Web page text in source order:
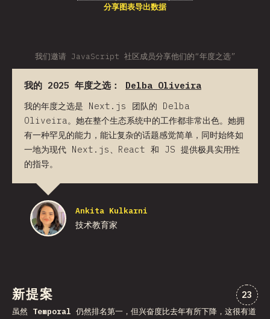
分享图表导出数据
我们邀请 JavaScript 社区成员分享他们的“年度之选”
我的 2025 年度之选： Delba Oliveira
我的年度之选是 Next.js 团队的 Delba
Oliveira。她在整个生态系统中的工作都非常出色。她拥
有一种罕见的能力，能让复杂的话题感觉简单，同时始终如
一地为现代 Next.js、React 和 JS 提供极具实用性
的指导。
Ankita Kulkarni
技术教育家
新提案 对“新
23
虽然 Temporal 仍然排名第一，但兴奋度比去年有所下降，这很有道